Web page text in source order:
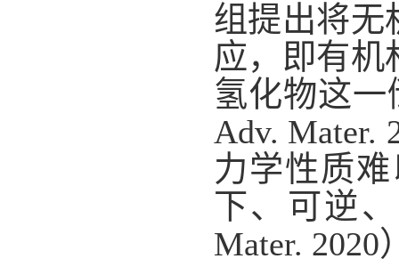
组提出将无
应，即有机
氢化物这一
Adv. Mater.
力学性质
下、可逆
Mater. 2020